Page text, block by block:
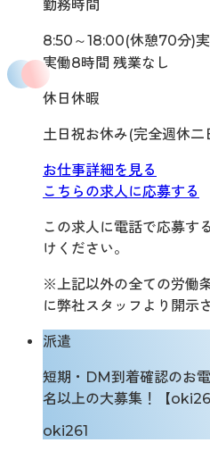
勤務時間
8:50～18:00(休憩70分)
実働8時間 残業なし
休日休暇
土日祝お休み(完全週休二
お仕事詳細を見る
こちらの求人に応募する
この求人に電話で応募す
けください。
※上記以外の全ての労働
に弊社スタッフより開示
派遣
短期・DM到着確認のお
名以上の大募集！【
oki261